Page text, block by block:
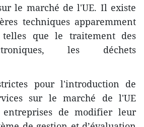
le marché de l'UE. Il existe
techniques apparemment
telles que le traitement des
les déchets
pour l'introduction de
sur le marché de l'UE
entreprises de modifier leur